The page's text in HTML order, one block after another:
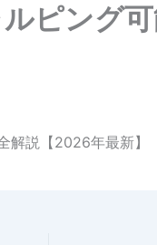
ピング
解説【2026年最新】